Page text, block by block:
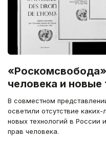
человека и новые
В совместном
осветили отсутствие
новых технологий в России
прав человека.